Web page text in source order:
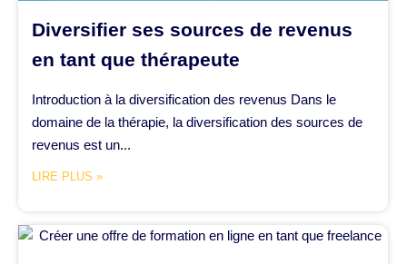
Diversifier ses sources de revenus
en tant que thérapeute
Introduction à la diversification des revenus Dans le
domaine de la thérapie, la diversification des sources de
revenus est un...
LIRE PLUS »